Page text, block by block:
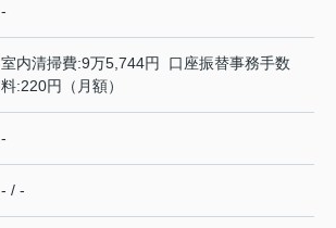
-
室内清掃費:9万5,744円 口座振替事務手数
料:220円（月額）
-
- / -